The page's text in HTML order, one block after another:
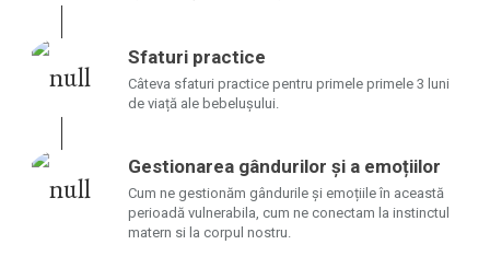
Sfaturi practice
Câteva sfaturi practice pentru primele primele 3 luni
de viață ale bebelușului.
Gestionarea gândurilor și a emoțiilor
Cum ne gestionăm gândurile și emoțiile în această
perioadă vulnerabila, cum ne conectam la instinctul
matern si la corpul nostru.